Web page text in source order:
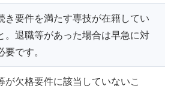
き要件を満たす専技が在籍してい
。退職等があった場合は早急に対
要です。
が欠格要件に該当していないこ